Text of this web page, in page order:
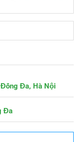
Đa, Hà Nội
Đa